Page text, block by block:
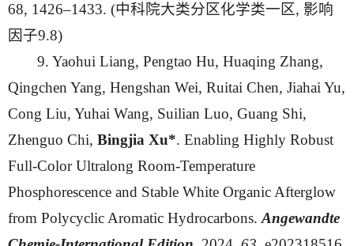
68, 1426–1433. (中科院大类分区化学类一区, 影响
因子9.8)
9. Yaohui Liang, Pengtao Hu, Huaqing Zhang,
Qingchen Yang, Hengshan Wei, Ruitai Chen, Jiahai Yu,
Cong Liu, Yuhai Wang, Suilian Luo, Guang Shi,
Zhenguo Chi, Bingjia Xu*. Enabling Highly Robust
Full-Color Ultralong Room-Temperature
Phosphorescence and Stable White Organic Afterglow
from Polycyclic Aromatic Hydrocarbons. Angewandte